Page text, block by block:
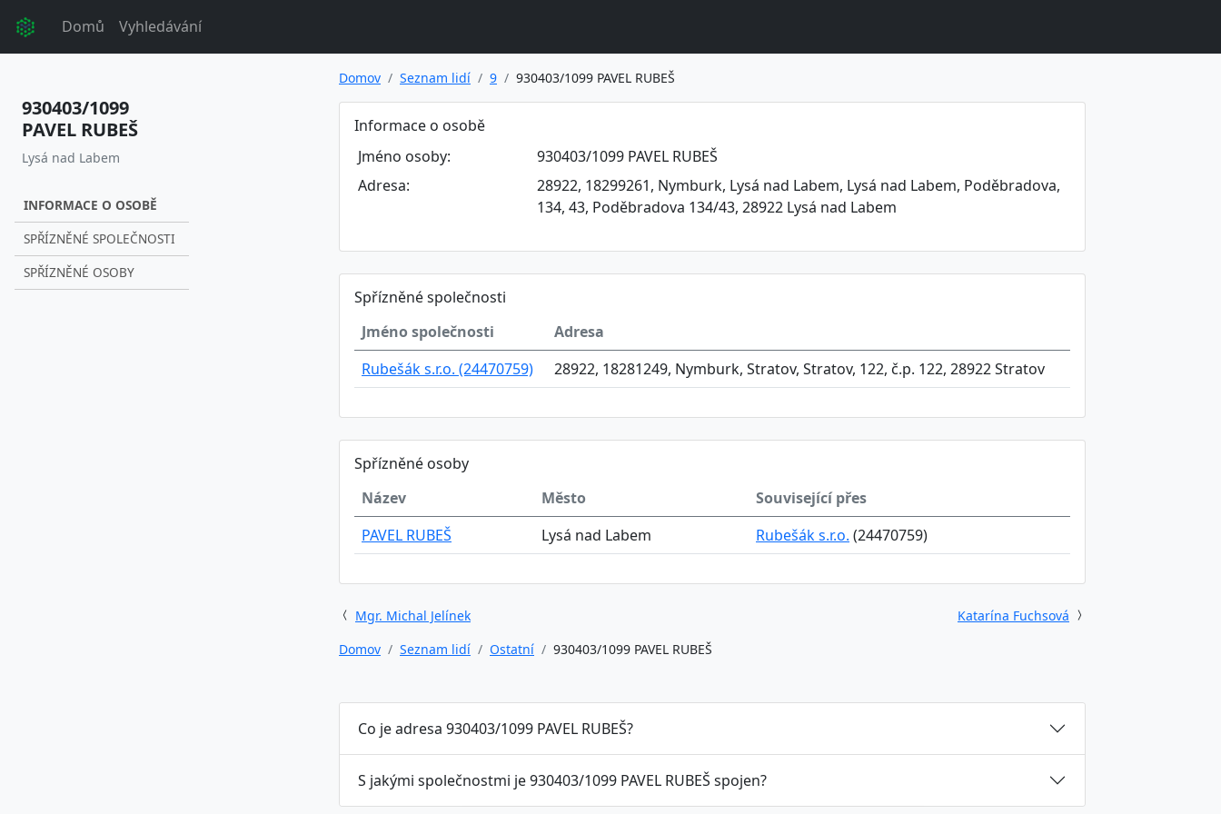
Domů Vyhledávání
930403/1099
PAVEL RUBEŠ
Lysá nad Labem
INFORMACE O OSOBĚ
SPŘÍZNĚNÉ SPOLEČNOSTI
SPŘÍZNĚNÉ OSOBY
Domov Seznam lidí 9 930403/1099 PAVEL RUBEŠ
Informace o osobě
Jméno osoby:
930403/1099 PAVEL RUBEŠ
Adresa:
28922, 18299261, Nymburk, Lysá nad Labem, Lysá nad Labem, Poděbradova,
134, 43, Poděbradova 134/43, 28922 Lysá nad Labem
Spřízněné společnosti
Jméno společnosti
Adresa
Rubešák s.r.o. (24470759)
28922, 18281249, Nymburk, Stratov, Stratov, 122, č.p. 122, 28922 Stratov
Spřízněné osoby
Název
Město
Související přes
PAVEL RUBEŠ
Lysá nad Labem Rubešák s.r.o. (24470759)
Mgr. Michal Jelínek
Katarína Fuchsová
Domov
Seznam lidí Ostatní 930403/1099 PAVEL RUBEŠ
Co je adresa 930403/1099 PAVEL RUBEŠ?
S jakými společnostmi je 930403/1099 PAVEL RUBEŠ spojen?